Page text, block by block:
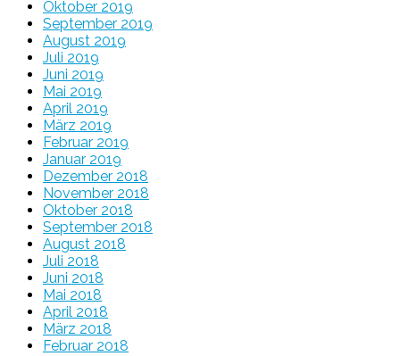
Oktober 2019
September 2019
August 2019
Juli 2019
Juni 2019
Mai 2019
April 2019
März 2019
Februar 2019
Januar 2019
Dezember 2018
November 2018
Oktober 2018
September 2018
August 2018
Juli 2018
Juni 2018
Mai 2018
April 2018
März 2018
Februar 2018